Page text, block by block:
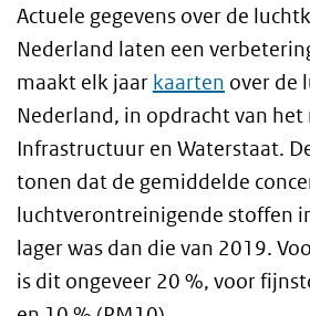
Actuele gegevens over de
Nederland laten een
maakt elk jaar kaarten over de
Nederland, in opdracht van
Infrastructuur en Waterstaat.
tonen dat de gemiddelde
luchtverontreinigende stoffen
lager was dan die van 2019.
is dit ongeveer 20 %, voor